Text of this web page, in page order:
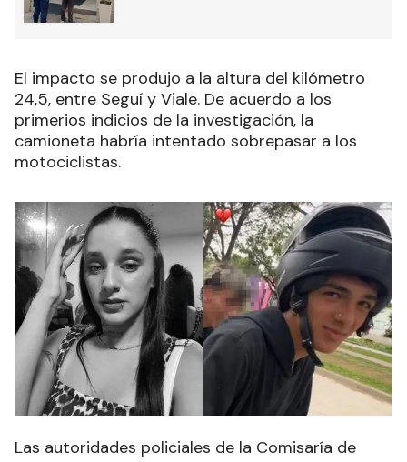
El impacto se produjo a la altura del kilómetro
24,5, entre Seguí y Viale. De acuerdo a los
primerios indicios de la investigación, la
camioneta habría intentado sobrepasar a los
motociclistas.
Las autoridades policiales de la Comisaría de